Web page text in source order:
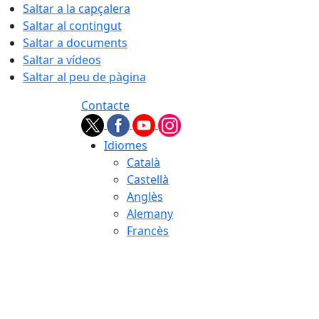
Saltar a la capçalera
Saltar al contingut
Saltar a documents
Saltar a vídeos
Saltar al peu de pàgina
Contacte
Idiomes
Català
Castellà
Anglès
Alemany
Francès